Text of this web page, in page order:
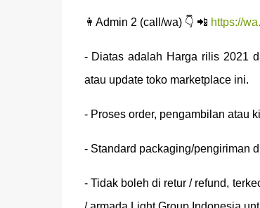
👩Admin 2 (call/wa) 👇 📲 https://
- Diatas adalah Harga rilis 2021
atau update toko marketplace ini.
- Proses order, pengambilan atau
- Standard packaging/pengiriman
- Tidak boleh di retur / refund,